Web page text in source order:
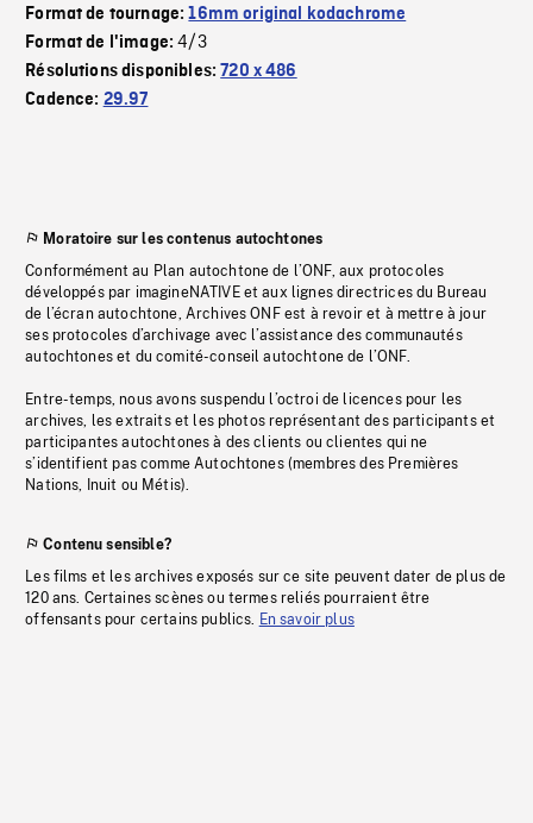
Format de tournage:16mm original kodachrome
Format de l'image:4/3
Résolutions disponibles:720 x 486
Cadence: 29.97
Moratoire sur les contenus autochtones
Conformément au Plan autochtone de l’ONF, aux protocoles
développés par imagineNATIVE et aux lignes directrices du Bureau
de l’écran autochtone, Archives ONF est à revoir et à mettre à jour
ses protocoles d’archivage avec l’assistance des communautés
autochtones et du comité-conseil autochtone de l’ONF.
Entre-temps, nous avons suspendu l’octroi de licences pour les
archives, les extraits et les photos représentant des participants et
participantes autochtones à des clients ou clientes qui ne
s’identifient pas comme Autochtones (membres des Premières
Nations, Inuit ou Métis).
Contenu sensible?
Les films et les archives exposés sur ce site peuvent dater de plus de
120 ans. Certaines scènes ou termes reliés pourraient être
offensants pour certains publics. En savoir plus